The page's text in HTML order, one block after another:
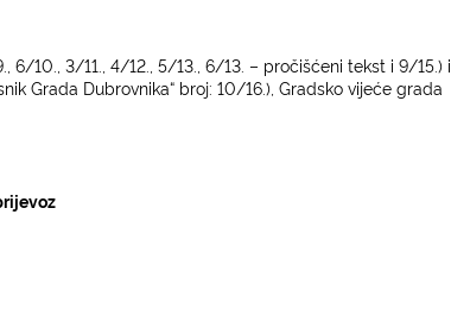
6/10., 3/11., 4/12., 5/13., 6/13. – pročišćeni tekst i 9/15.) i
Grada Dubrovnika“ broj: 10/16.), Gradsko vijeće grada